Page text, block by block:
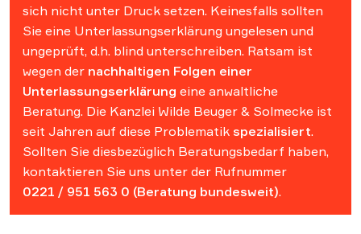
sich nicht unter Druck setzen. Keinesfalls sollten
Sie eine Unterlassungserklärung ungelesen und
ungeprüft, d.h. blind unterschreiben. Ratsam ist
wegen der nachhaltigen Folgen einer
Unterlassungserklärung eine anwaltliche
Beratung. Die Kanzlei Wilde Beuger & Solmecke ist
seit Jahren auf diese Problematik spezialisiert.
Sollten Sie diesbezüglich Beratungsbedarf haben,
kontaktieren Sie uns unter der Rufnummer
0221 / 951 563 0 (Beratung bundesweit).